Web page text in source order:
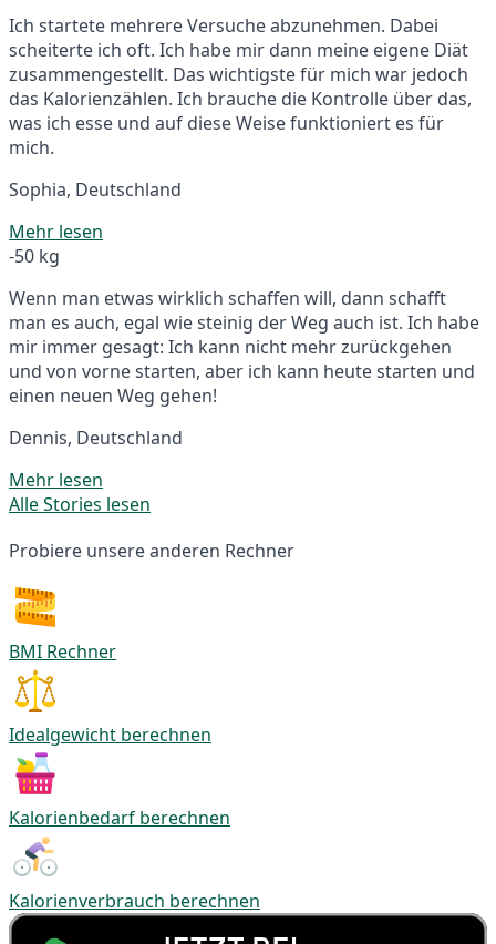
Ich startete mehrere Versuche abzunehmen. Dabei
scheiterte ich oft. Ich habe mir dann meine eigene Diät
zusammengestellt. Das wichtigste für mich war jedoch
das Kalorienzählen. Ich brauche die Kontrolle über das,
was ich esse und auf diese Weise funktioniert es für
mich.
Sophia, Deutschland
Mehr lesen
-50 kg
Wenn man etwas wirklich schaffen will, dann schafft
man es auch, egal wie steinig der Weg auch ist. Ich habe
mir immer gesagt: Ich kann nicht mehr zurückgehen
und von vorne starten, aber ich kann heute starten und
einen neuen Weg gehen!
Dennis, Deutschland
Mehr lesen
Alle Stories lesen
Probiere unsere anderen Rechner
BMI Rechner
Idealgewicht berechnen
Kalorienbedarf berechnen
Kalorienverbrauch berechnen